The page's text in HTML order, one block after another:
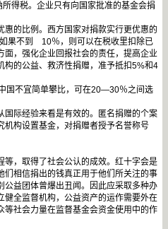
得税。企业只有向国家批准的基金会捐
的比例。西方国家对捐款实行更优惠的
果不到 10％，则可以在税收里扣除已
，强化企业回报社会的责任，提高企业
的公益、救济性捐赠，准予抵扣5%和4
国不宜简单攀比，可在20―30％之间选
际经验来看是有效的。匿名捐赠的个案
机构设置基金，对捐赠者授予名誉称号
，取得了社会公认的成效。红十字会是
相信捐出的钱真正用于他们所关注的事
益团体曾爆出丑闻。因此应采取多种办
全监督机构，公益资产的运作需要外在
等社会力量在监督基金会资金使用中的作